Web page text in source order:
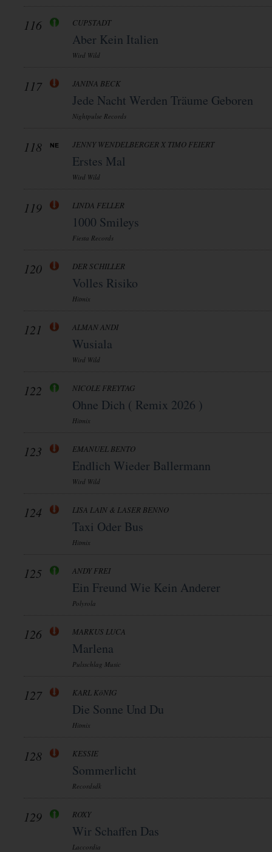
116 CUPSTADT
Aber Kein Italien
Wird Wild
117 JANINA BECK
Jede Nacht Werden Träume Geboren
Nightpulse Records
118 JENNY WENDELBERGER X TIMO FEIERT
Erstes Mal
Wird Wild
119 LINDA FELLER
1000 Smileys
Fiesta Records
120 DER SCHILLER
Volles Risiko
Hitmix
121 ALMAN ANDI
Wusiala
Wird Wild
122 NICOLE FREYTAG
Ohne Dich ( Remix 2026 )
Hitmix
123 EMANUEL BENTO
Endlich Wieder Ballermann
Wird Wild
124 LISA LAIN & LASER BENNO
Taxi Oder Bus
Hitmix
125 ANDY FREI
Ein Freund Wie Kein Anderer
Polyrola
126 MARKUS LUCA
Marlena
Pulsschlag Music
127 KARL KöNIG
Die Sonne Und Du
Hitmix
128 KESSIE
Sommerlicht
Recordsdk
129 ROXY
Wir Schaffen Das
Laccordia